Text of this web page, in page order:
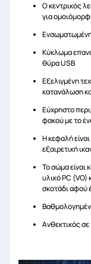
Ο κεντρικός
για
Κύκλωμα
θύρα USB
Εξελιγμένη
κατανάλωση
Εύχρηστο
φακού με το
Η κεφαλή
εξαιρετική
Το σώμα είναι
υλικό PC
σκοτάδι αφού
Ανθεκτικός